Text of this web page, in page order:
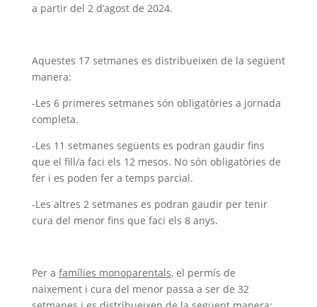
a partir del 2 d’agost de 2024.
Aquestes 17 setmanes es distribueixen de la següent
manera:
-Les 6 primeres setmanes són obligatòries a jornada
completa.
-Les 11 setmanes següents es podran gaudir fins
que el fill/a faci els 12 mesos. No són obligatòries de
fer i es poden fer a temps parcial.
-Les altres 2 setmanes es podran gaudir per tenir
cura del menor fins que faci els 8 anys.
Per a famílies monoparentals, el permís de
naixement i cura del menor passa a ser de 32